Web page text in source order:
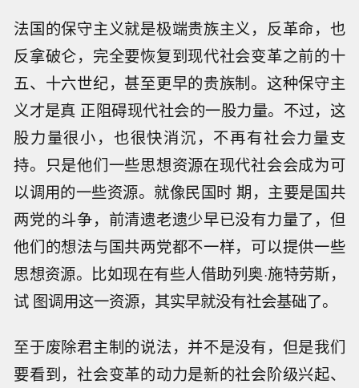
法国的保守主义就是极端贵族主义，反革命，也
反拿破仑，完全要恢复到现代社会变革之前的十
五、十六世纪，甚至更早的贵族制。这种保守主
义才是真 正阻碍现代社会的一股力量。不过，这
股力量很小，也很快消沉，不再有社会力量支
持。只是他们一些思想资源在现代社会会成为可
以调用的一些资源。就像民国时 期，主要是国共
两党的斗争，前清遗老遗少早已没有力量了，但
他们的想法与国共两党都不一样，可以提供一些
思想资源。比如现在有些人借助列奥·施特劳斯，
试 图调用这一资源，其实早就没有社会基础了。
至于废除君主制的说法，并不是没有，但是我们
要看到，社会变革的动力是新的社会阶级兴起、